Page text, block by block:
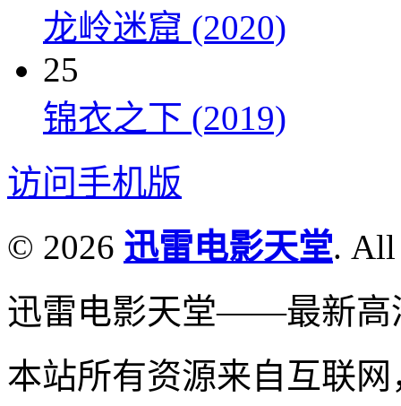
龙岭迷窟 (2020)
25
锦衣之下 (2019)
访问手机版
© 2026 迅雷电影天堂. All
迅雷电影天堂——最新高
本站所有资源来自互联